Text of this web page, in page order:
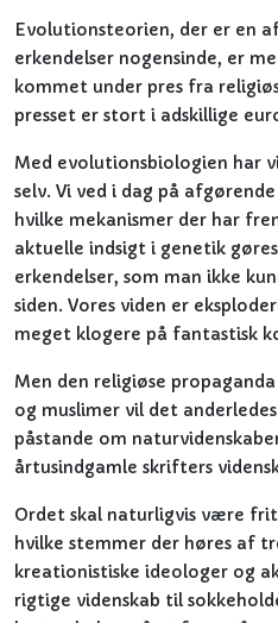
Evolutionsteorien, der er en
erkendelser nogensinde, er
kommet under pres fra
presset er stort i adskillige
Med evolutionsbiologien har
selv. Vi ved i dag på
hvilke mekanismer der har
aktuelle indsigt i genetik
erkendelser, som man ikke
siden. Vores viden er
meget klogere på fantastisk
Men den religiøse
og muslimer vil det
påstande om
årtusindgamle skrifters
Ordet skal naturligvis være
hvilke stemmer der høres af
kreationistiske ideologer og
rigtige videnskab til